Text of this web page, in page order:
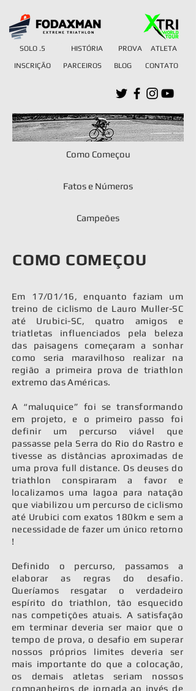
SOLO .5
INSCRIÇÃO
HISTÓRIA PROVA
ATLETA
PARCEIROS
BLOG CONTATO
Como Começou
Fatos e Números
Campeões
Em 17/01/16, enquanto faziam um
treino de ciclismo de Lauro Muller-SC
até Urubici-SC, quatro amigos e
triatletas influenciados pela beleza
das paisagens começaram a sonhar
como seria maravilhoso realizar na
região a primeira prova de triathlon
extremo das Américas.
A “maluquice” foi se transformando
em projeto, e o primeiro passo foi
definir um percurso viável que
passasse pela Serra do Rio do Rastro e
tivesse as distâncias aproximadas de
uma prova full distance. Os deuses do
triathlon conspiraram a favor e
localizamos uma lagoa para natação
que viabilizou um percurso de ciclismo
até Urubici com exatos 180km e sem a
necessidade de fazer um único retorno
!
Definido o percurso, passamos a
elaborar as regras do desafio.
Queríamos resgatar o verdadeiro
espírito do triathlon, tão esquecido
nas competições atuais. A satisfação
em terminar deveria ser maior que o
tempo de prova, o desafio em superar
nossos próprios limites deveria ser
mais importante do que a colocação,
os demais atletas seriam nossos
companheiros de jornada ao invés de
COMO COMEÇOU